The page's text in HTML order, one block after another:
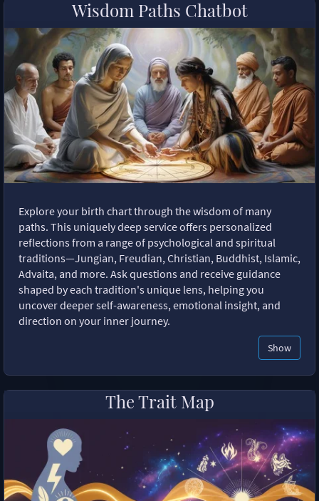
Wisdom Paths Chatbot
Explore your birth chart through the wisdom of many
paths. This uniquely deep service offers personalized
reflections from a range of psychological and spiritual
traditions—Jungian, Freudian, Christian, Buddhist, Islamic,
Advaita, and more. Ask questions and receive guidance
shaped by each tradition's unique lens, helping you
uncover deeper self-awareness, emotional insight, and
direction on your inner journey.
Show
The Trait Map